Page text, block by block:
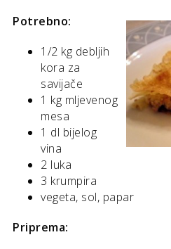
Potrebno:
1/2 kg debljih
kora za
savijače
1 kg mljevenog
mesa
1 dl bijelog
vina
2 luka
3 krumpira
vegeta, sol, papar
Priprema: